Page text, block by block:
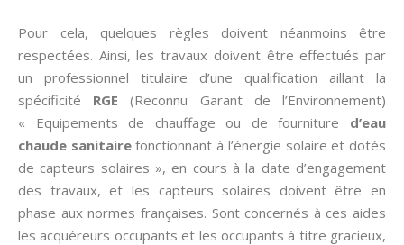
Pour cela, quelques règles doivent néanmoins être
respectées. Ainsi, les travaux doivent être effectués par
un professionnel titulaire d’une qualification aillant la
spécificité RGE(Reconnu Garant de l’Environnement)
« Equipements de chauffage ou de fourniture d’eau
chaude sanitairefonctionnant à l’énergie solaire et dotés
de capteurs solaires », en cours à la date d’engagement
des travaux, et les capteurs solaires doivent être en
phase aux normes françaises. Sont concernés à ces aides
les acquéreurs occupants et les occupants à titre gracieux,